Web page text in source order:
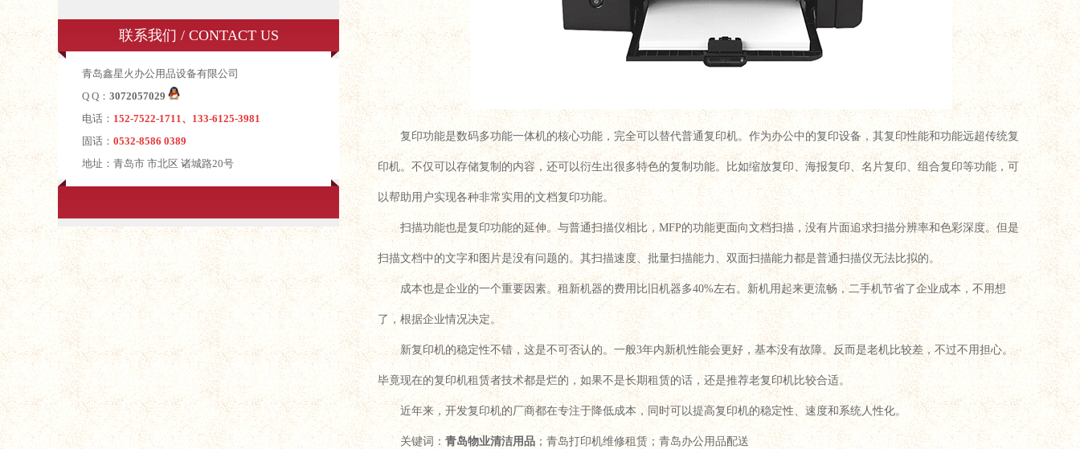
联系我们 / CONTACT US
青岛鑫星火办公用品设备有限公司
Q Q： 3072057029
电话： 152-7522-1711、133-6125-3981
固话： 0532-8586 0389
地址：青岛市 市北区 诸城路20号
复印功能是数码多功能一体机的核心功能，完全可以替代普通复印机。作为办公中的复印设备，其复印性能和功能远超传统复
印机。不仅可以存储复制的内容，还可以衍生出很多特色的复制功能。比如缩放复印、海报复印、名片复印、组合复印等功能，可
以帮助用户实现各种非常实用的文档复印功能。
扫描功能也是复印功能的延伸。与普通扫描仪相比，MFP的功能更面向文档扫描，没有片面追求扫描分辨率和色彩深度。但是
扫描文档中的文字和图片是没有问题的。其扫描速度、批量扫描能力、双面扫描能力都是普通扫描仪无法比拟的。
成本也是企业的一个重要因素。租新机器的费用比旧机器多40%左右。新机用起来更流畅，二手机节省了企业成本，不用想
了，根据企业情况决定。
新复印机的稳定性不错，这是不可否认的。一般3年内新机性能会更好，基本没有故障。反而是老机比较差，不过不用担心。
毕竟现在的复印机租赁者技术都是烂的，如果不是长期租赁的话，还是推荐老复印机比较合适。
近年来，开发复印机的厂商都在专注于降低成本，同时可以提高复印机的稳定性、速度和系统人性化。
关键词： 青岛物业清洁用品；青岛打印机维修租赁；青岛办公用品配送